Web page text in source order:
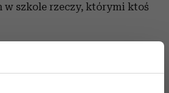
w szkole rzeczy, którymi ktoś
po prostu